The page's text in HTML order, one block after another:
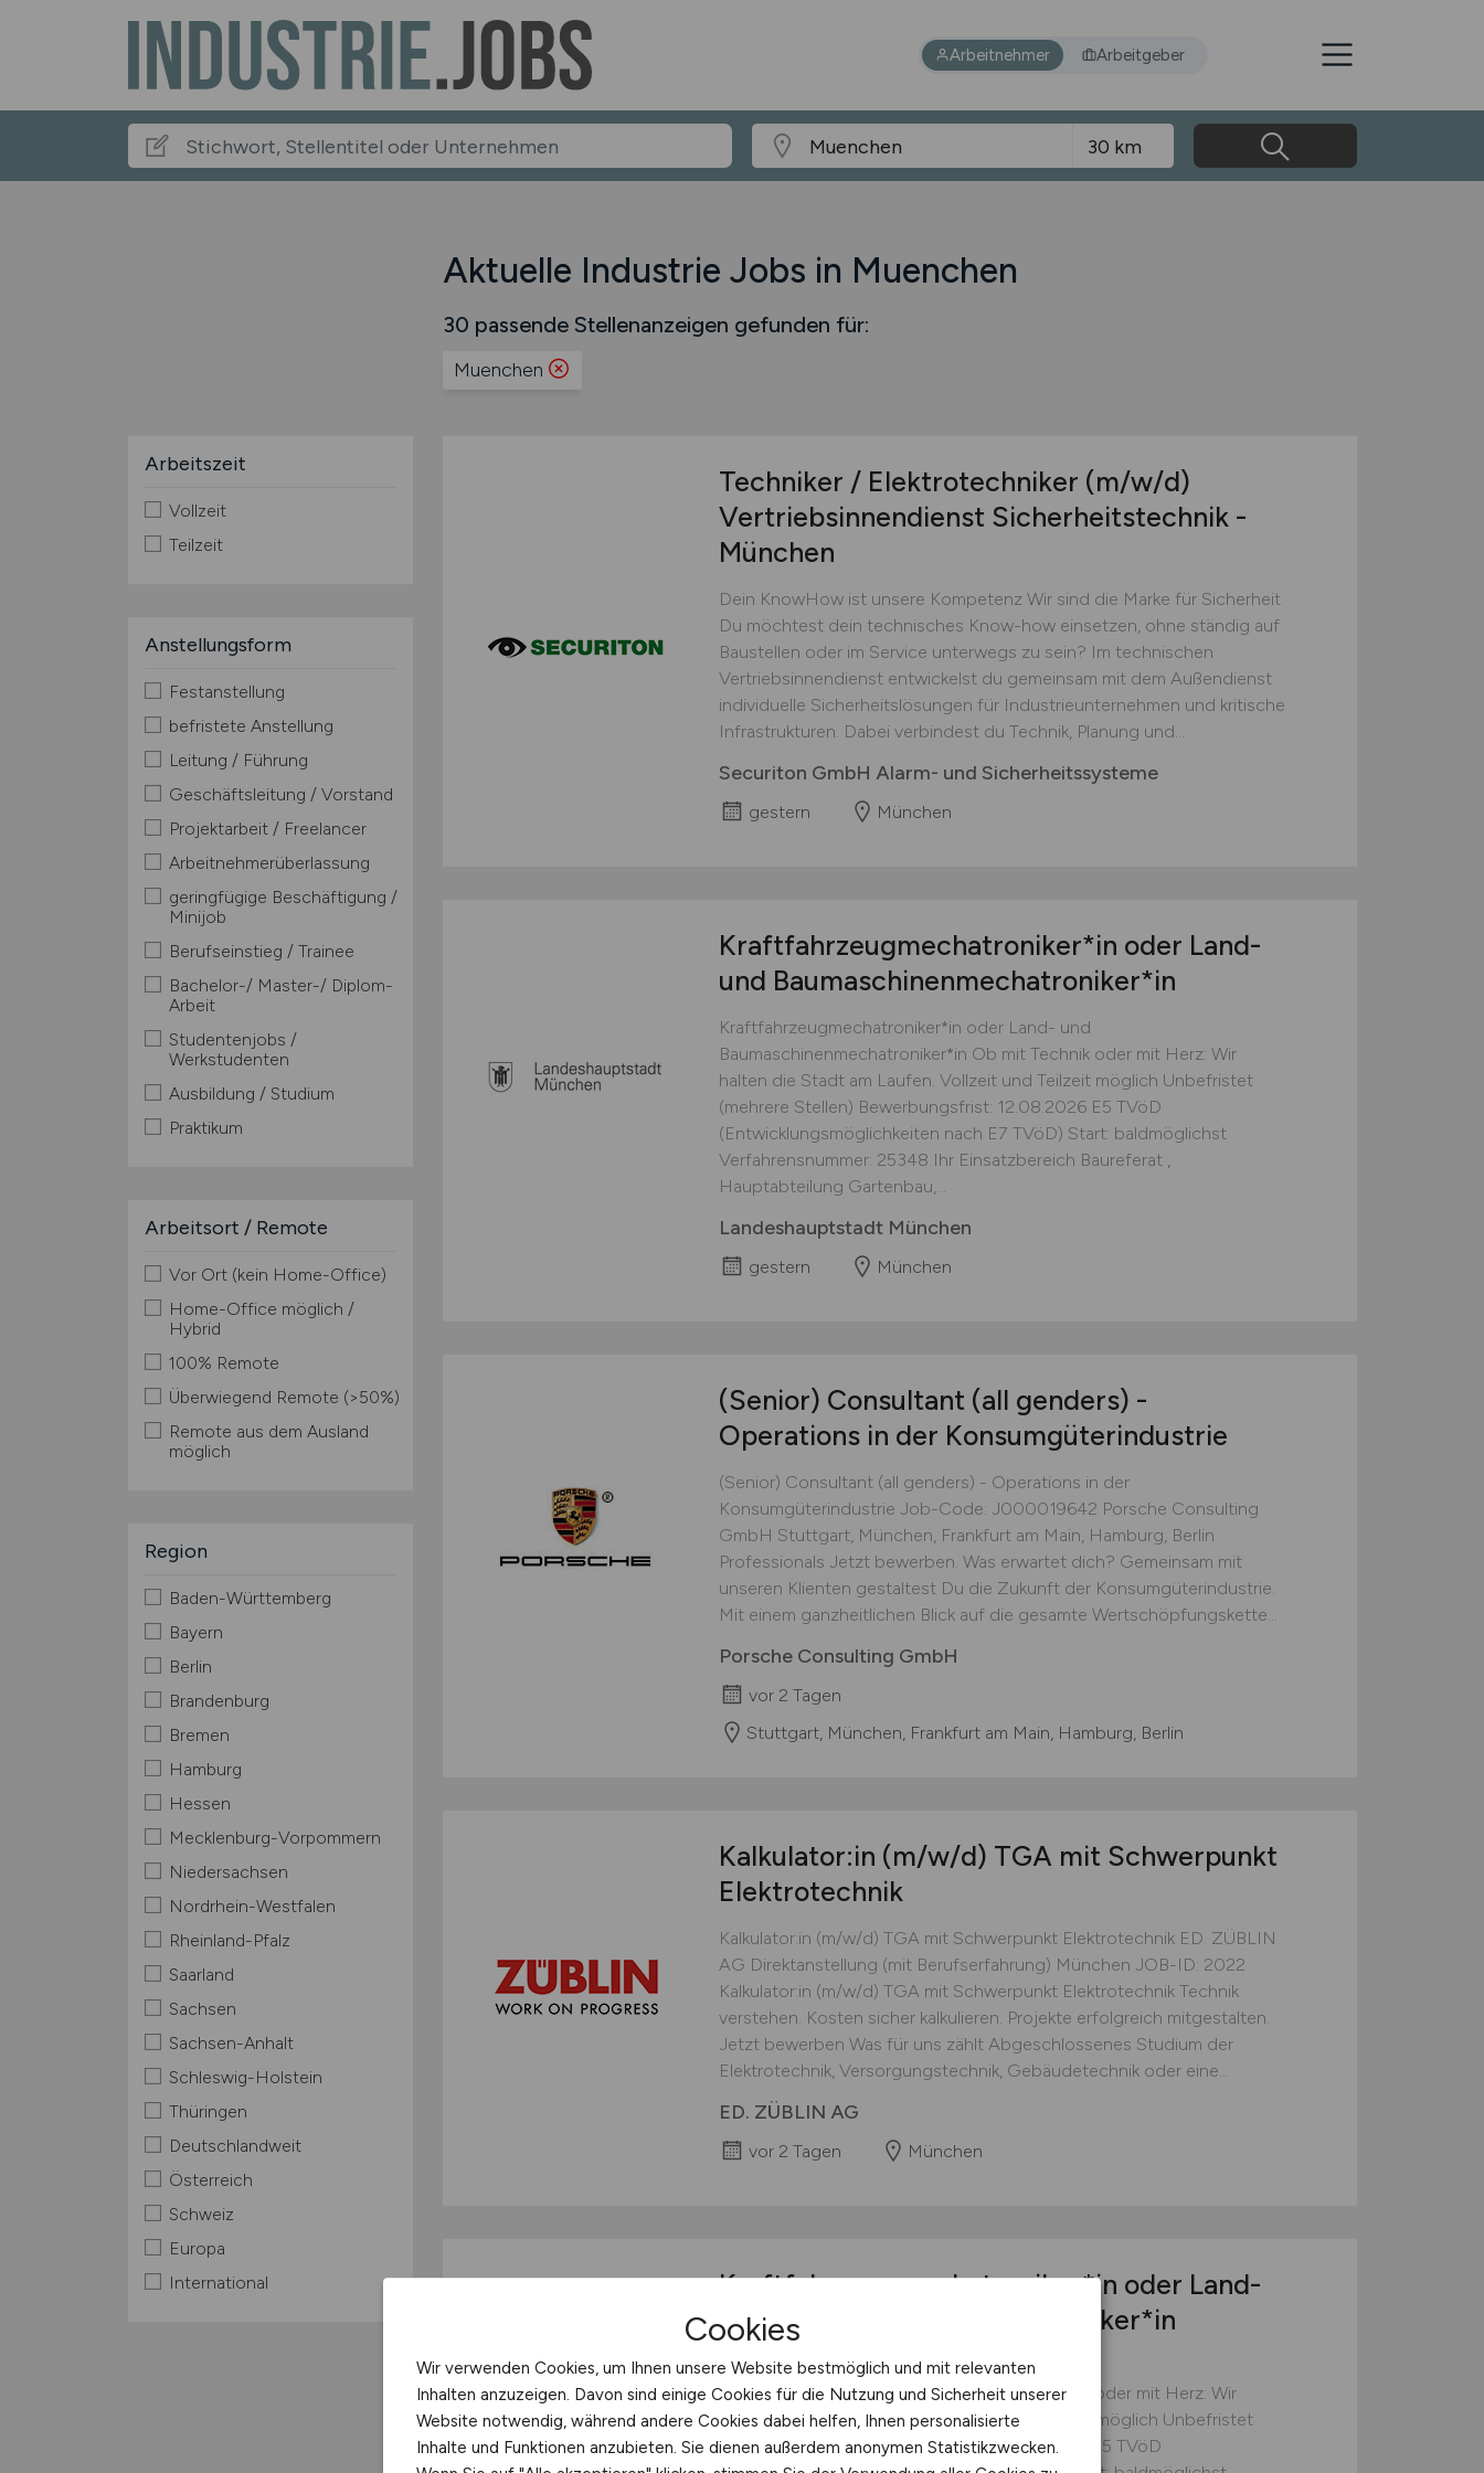
Arbeitnehmer Arbeitgeber
Aktuelle Industrie Jobs in Muenchen
30 passende Stellenanzeigen gefunden für:
Muenchen
Arbeitszeit
Vollzeit
Teilzeit
Anstellungsform
Festanstellung
befristete Anstellung
Leitung / Führung
Geschäftsleitung / Vorstand
Projektarbeit / Freelancer
Arbeitnehmerüberlassung
geringfügige Beschäftigung /
Minijob
Berufseinstieg / Trainee
Bachelor-/ Master-/ Diplom-
Arbeit
Studentenjobs /
Werkstudenten
Ausbildung / Studium
Praktikum
Arbeitsort / Remote
Vor Ort (kein Home-Office)
Home-Office möglich /
Hybrid
100% Remote
Überwiegend Remote (>50%)
Remote aus dem Ausland
möglich
Region
Baden-Württemberg
Bayern
Berlin
Brandenburg
Bremen
Hamburg
Hessen
Mecklenburg-Vorpommern
Niedersachsen
Nordrhein-Westfalen
Rheinland-Pfalz
Saarland
Sachsen
Sachsen-Anhalt
Schleswig-Holstein
Thüringen
Deutschlandweit
Österreich
Schweiz
Europa
International
Techniker / Elektrotechniker (m/w/d)
Vertriebsinnendienst Sicherheitstechnik -
München
Dein KnowHow ist unsere Kompetenz Wir sind die Marke für Sicherheit
Du möchtest dein technisches Know-how einsetzen, ohne ständig auf
Baustellen oder im Service unterwegs zu sein? Im technischen
Vertriebsinnendienst entwickelst du gemeinsam mit dem Außendienst
individuelle Sicherheitslösungen für Industrieunternehmen und kritische
Infrastrukturen. Dabei verbindest du Technik, Planung und...
Securiton GmbH Alarm- und Sicherheitssysteme
gestern München
Kraftfahrzeugmechatroniker*in oder Land-
und Baumaschinenmechatroniker*in
Kraftfahrzeugmechatroniker*in oder Land- und
Baumaschinenmechatroniker*in Ob mit Technik oder mit Herz: Wir
halten die Stadt am Laufen. Vollzeit und Teilzeit möglich Unbefristet
(mehrere Stellen) Bewerbungsfrist: 12.08.2026 E5 TVöD
(Entwicklungsmöglichkeiten nach E7 TVöD) Start: baldmöglichst
Verfahrensnummer: 25348 Ihr Einsatzbereich Baureferat ,
Hauptabteilung Gartenbau,...
Landeshauptstadt München
gestern München
(Senior) Consultant (all genders) -
Operations in der Konsumgüterindustrie
(Senior) Consultant (all genders) - Operations in der
Konsumgüterindustrie Job-Code: J000019642 Porsche Consulting
GmbH Stuttgart, München, Frankfurt am Main, Hamburg, Berlin
Professionals Jetzt bewerben. Was erwartet dich? Gemeinsam mit
unseren Klienten gestaltest Du die Zukunft der Konsumgüterindustrie.
Mit einem ganzheitlichen Blick auf die gesamte Wertschöpfungskette...
Porsche Consulting GmbH
vor 2 Tagen
Stuttgart, München, Frankfurt am Main, Hamburg, Berlin
Kalkulator:in (m/w/d) TGA mit Schwerpunkt
Elektrotechnik
Kalkulator:in (m/w/d) TGA mit Schwerpunkt Elektrotechnik ED. ZÜBLIN
AG Direktanstellung (mit Berufserfahrung) München JOB-ID: 2022
Kalkulator:in (m/w/d) TGA mit Schwerpunkt Elektrotechnik Technik
verstehen. Kosten sicher kalkulieren. Projekte erfolgreich mitgestalten.
Jetzt bewerben Was für uns zählt Abgeschlossenes Studium der
Elektrotechnik, Versorgungstechnik, Gebäudetechnik oder eine...
ED. ZÜBLIN AG
vor 2 Tagen München
Kraftfahrzeugmechatroniker*in oder Land-
und Baumaschinenmechatroniker*in
Kraftfahrzeugmechatroniker*in oder Land- und
Baumaschinenmechatroniker*in Ob mit Technik oder mit Herz: Wir
halten die Stadt am Laufen. Vollzeit und Teilzeit möglich Unbefristet
(mehrere Stellen) Bewerbungsfrist: 12.08.2026 E5 TVöD
Cookies
Wir verwenden Cookies, um Ihnen unsere Website bestmöglich und mit relevanten
Inhalten anzuzeigen. Davon sind einige Cookies für die Nutzung und Sicherheit unserer
Website notwendig, während andere Cookies dabei helfen, Ihnen personalisierte
Inhalte und Funktionen anzubieten. Sie dienen außerdem anonymen Statistikzwecken.